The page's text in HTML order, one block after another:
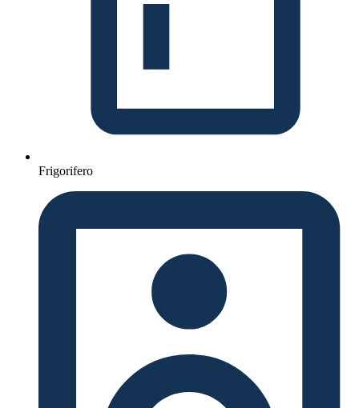
Frigorifero